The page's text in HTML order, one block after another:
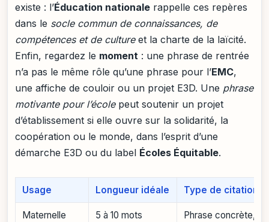
existe : l’Éducation nationale rappelle ces repères
dans le socle commun de connaissances, de
compétences et de cultureet la charte de la laïcité.
Enfin, regardez le moment : une phrase de rentrée
n’a pas le même rôle qu’une phrase pour l’EMC,
une affiche de couloir ou un projet E3D. Une phrase
motivante pour l’écolepeut soutenir un projet
d’établissement si elle ouvre sur la solidarité, la
coopération ou le monde, dans l’esprit d’une
démarche E3D ou du label Écoles Équitable.
Usage Longueur idéale Type de citation
Maternelle 5 à 10 mots Phrase concrète,